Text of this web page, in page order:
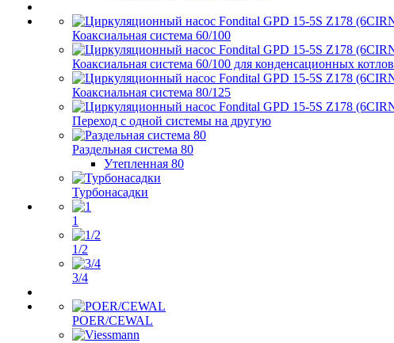
Коаксиальная система 60/100
Коаксиальная система 60/100 для конденсационных котлов
Коаксиальная система 80/125
Переход с одной системы на другую
Раздельная система 80
Утепленная 80
Турбонасадки
1
1/2
3/4
POER/CEWAL